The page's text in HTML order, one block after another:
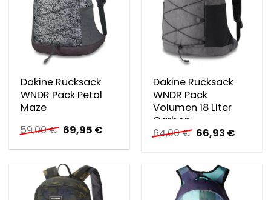
Dakine Rucksack
WNDR Pack Petal
Maze
59,00€ Ursprünglicher
Preis
war:
69,95 €
ist:
Dakine Rucksack
WNDR Pack
Volumen 18 Liter
Carbon
64,00€ Ursprünglicher
Preis
war:
64,00 €
66,93 €
ist: